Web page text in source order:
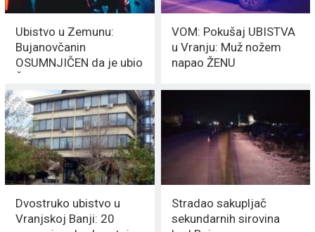
Ubistvo u Zemunu:
Bujanovčanin
OSUMNJIČEN da je ubio
VOM: Pokušaj UBISTVA
u Vranju: Muž nožem
napao ŽENU
Dvostruko ubistvo u
Vranjskoj Banji: 20
Stradao sakupljač
sekundarnih sirovina